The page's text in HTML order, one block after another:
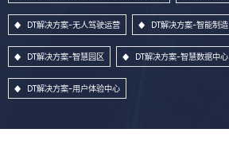
DT解决方案-无人驾驶运营 DT解决方案-智能制造
DT解决方案-智慧园区 DT解决方案-智慧数据中心
DT解决方案-用户体验中心